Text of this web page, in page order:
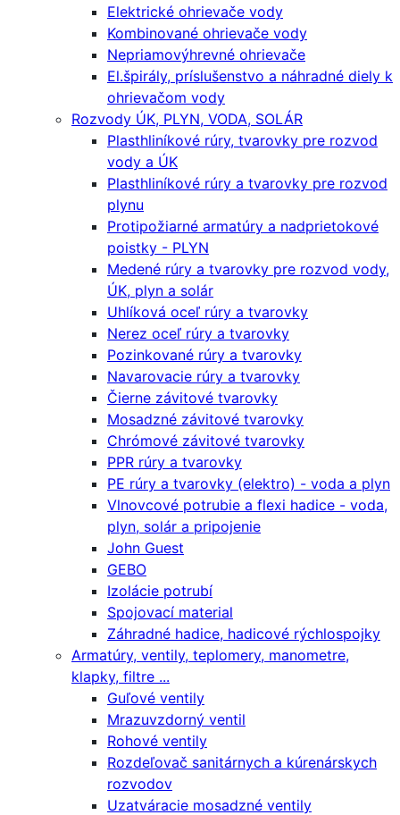
Elektrické ohrievače vody
Kombinované ohrievače vody
Nepriamovýhrevné ohrievače
El.špirály, príslušenstvo a náhradné diely k
ohrievačom vody
Rozvody ÚK, PLYN, VODA, SOLÁR
Plasthliníkové rúry, tvarovky pre rozvod
vody a ÚK
Plasthliníkové rúry a tvarovky pre rozvod
plynu
Protipožiarné armatúry a nadprietokové
poistky - PLYN
Medené rúry a tvarovky pre rozvod vody,
ÚK, plyn a solár
Uhlíková oceľ rúry a tvarovky
Nerez oceľ rúry a tvarovky
Pozinkované rúry a tvarovky
Navarovacie rúry a tvarovky
Čierne závitové tvarovky
Mosadzné závitové tvarovky
Chrómové závitové tvarovky
PPR rúry a tvarovky
PE rúry a tvarovky (elektro) - voda a plyn
Vlnovcové potrubie a flexi hadice - voda,
plyn, solár a pripojenie
John Guest
GEBO
Izolácie potrubí
Spojovací material
Záhradné hadice, hadicové rýchlospojky
Armatúry, ventily, teplomery, manometre,
klapky, filtre ...
Guľové ventily
Mrazuvzdorný ventil
Rohové ventily
Rozdeľovač sanitárnych a kúrenárskych
rozvodov
Uzatváracie mosadzné ventily